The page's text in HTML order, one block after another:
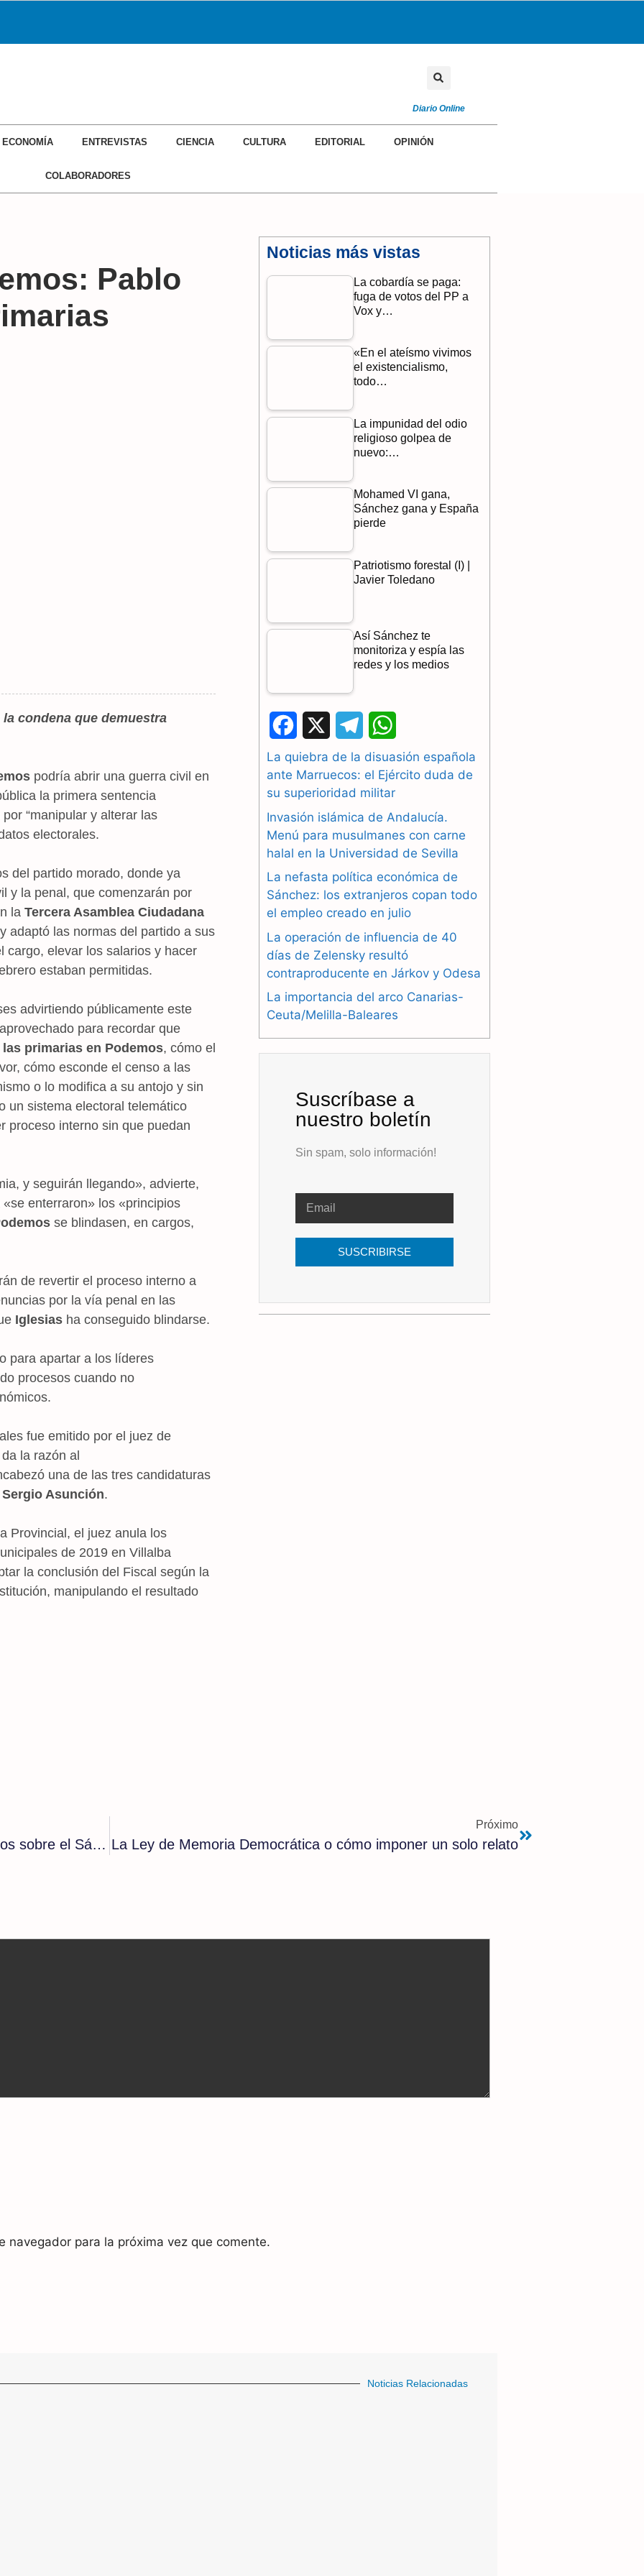
Diario Online
ECONOMÍA ENTREVISTAS CIENCIA CULTURA EDITORIAL OPINIÓN
COLABORADORES
Pablo
condena que demuestra
podría abrir una guerra civil en
la primera sentencia
por “manipular y alterar las
electorales.
del partido morado, donde ya
y la penal, que comenzarán por
la Tercera Asamblea Ciudadana
y adaptó las normas del partido a sus
cargo, elevar los salarios y hacer
estaban permitidas.
advirtiendo públicamente este
para recordar que
primarias en Podemos, cómo el
cómo esconde el censo a las
o lo modifica a su antojo y sin
un sistema electoral telemático
proceso interno sin que puedan
y seguirán llegando», advierte,
enterraron» los «principios
se blindasen, en cargos,
de revertir el proceso interno a
por la vía penal en las
Iglesias ha conseguido blindarse.
para apartar a los líderes
procesos cuando no
fue emitido por el juez de
la razón al
una de las tres candidaturas
Sergio Asunción.
Provincial, el juez anula los
de 2019 en Villalba
la conclusión del Fiscal según la
manipulando el resultado
Noticias más vistas
La cobardía se paga:
fuga de votos del PP a
Vox y…
«En el ateísmo vivimos
el existencialismo,
todo…
La impunidad del odio
religioso golpea de
nuevo:…
Mohamed VI gana,
Sánchez gana y España
pierde
Patriotismo forestal (I) |
Javier Toledano
Así Sánchez te
monitoriza y espía las
redes y los medios
a
c
b
o
o
k
e
l
g
r
a
m
h
a
s
A
p
p
La quiebra de la disuasión española
ante Marruecos: el Ejército duda de
su superioridad militar
Invasión islámica de Andalucía.
Menú para musulmanes con carne
halal en la Universidad de Sevilla
La nefasta política económica de
Sánchez: los extranjeros copan todo
el empleo creado en julio
La operación de influencia de 40
días de Zelensky resultó
contraproducente en Járkov y Odesa
La importancia del arco Canarias-
Ceuta/Melilla-Baleares
Suscríbase a
nuestro boletín
Sin spam, solo información!
SUSCRIBIRSE
Estados Unidos escenifica su apoyo a Marruecos sobre el Sáhara
Próximo
La Ley de Memoria Democrática o cómo imponer un solo relato
para la próxima vez que comente.
Noticias Relacionadas